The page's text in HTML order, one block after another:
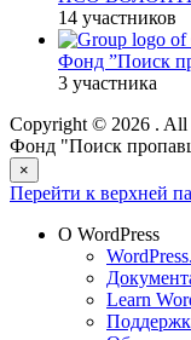
14 участников
Фонд ”Поиск
3 участника
Copyright © 2026 . All
Фонд "Поиск
×
Перейти к верхней
О WordPress
Learn